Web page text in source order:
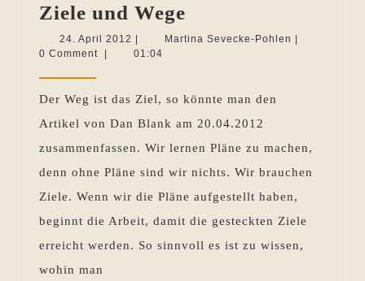
Ziele und Wege
und
24. April 2012 24.
April
Martina Sevecke-Pohlen Martina
0 Comment
01:04
Der Weg ist das Ziel, so könnte man den
Artikel von Dan Blank am 20.04.2012
zusammenfassen. Wir lernen Pläne zu machen,
denn ohne Pläne sind wir nichts. Wir brauchen
Ziele. Wenn wir die Pläne aufgestellt haben,
beginnt die Arbeit, damit die gesteckten Ziele
erreicht werden. So sinnvoll es ist zu wissen,
wohin man